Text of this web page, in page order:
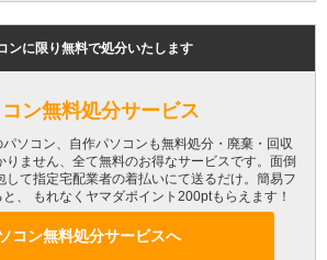
ンに限り無料で処分いたします
ン無料処分サービス
ソコン、自作パソコンも無料処分・廃棄・回収
りません、全て無料のお得なサービスです。面倒
して指定宅配業者の着払いにて送るだけ。簡易フ
、 もれなくヤマダポイント200ptもらえます！
コン無料処分サービスへ